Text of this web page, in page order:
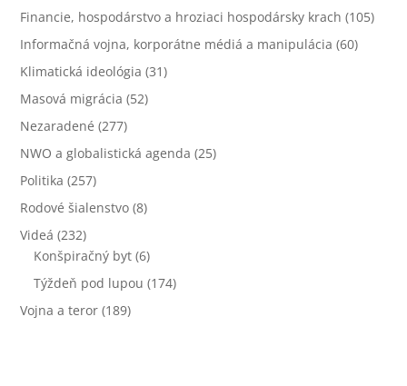
Financie, hospodárstvo a hroziaci hospodársky krach (105)
Informačná vojna, korporátne médiá a manipulácia (60)
Klimatická ideológia (31)
Masová migrácia (52)
Nezaradené (277)
NWO a globalistická agenda (25)
Politika (257)
Rodové šialenstvo (8)
Videá (232)
Konšpiračný byt (6)
Týždeň pod lupou (174)
Vojna a teror (189)